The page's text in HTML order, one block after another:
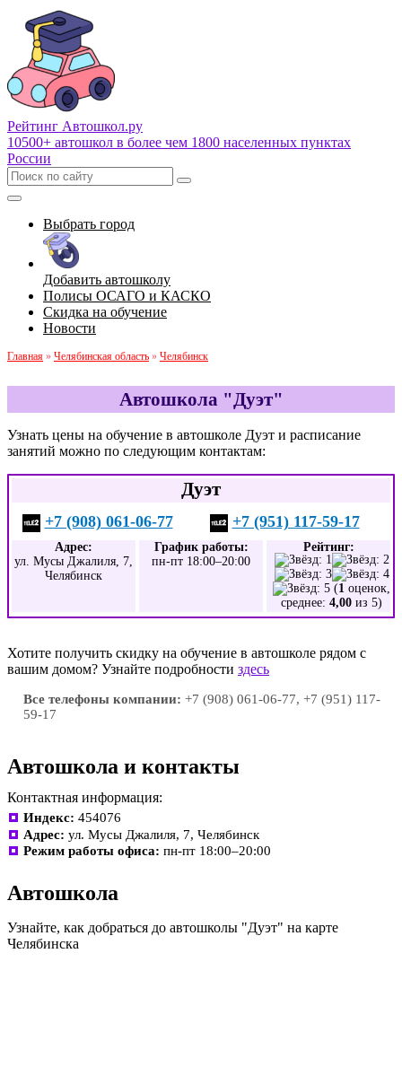
Рейтинг Автошкол.ру
10500+ автошкол в более чем 1800 населенных пунктах
России
Выбрать город
Добавить автошколу
Полисы ОСАГО и КАСКО
Скидка на обучение
Новости
Главная » Челябинская область » Челябинск
Автошкола "Дуэт"
Узнать цены на обучение в автошколе Дуэт и расписание
занятий можно по следующим контактам:
Дуэт
+7 (908) 061-06-77 +7 (951) 117-59-17
Адрес:
ул. Мусы Джалиля, 7,
Челябинск
График работы:
пн-пт 18:00–20:00
Рейтинг:
(1 оценок,
среднее: 4,00 из 5)
Хотите получить скидку на обучение в автошколе рядом с
вашим домом? Узнайте подробности здесь
Все телефоны компании: +7 (908) 061-06-77, +7 (951) 117-
59-17
Автошкола и контакты
Контактная информация:
Индекс: 454076
Адрес: ул. Мусы Джалиля, 7, Челябинск
Режим работы офиса: пн-пт 18:00–20:00
Автошкола
Узнайте, как добраться до автошколы "Дуэт" на карте
Челябинска